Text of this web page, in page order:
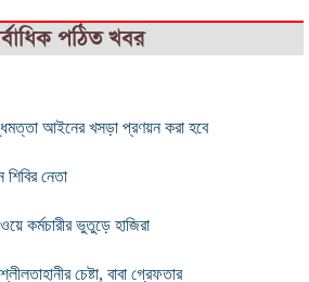
পঠিত খবর
আইনের খসড়া প্রণয়ন করা হবে
নেতা
কর্মচারীর ভুতুড়ে হাজিরা
চেষ্টা, বাবা গ্রেফতার